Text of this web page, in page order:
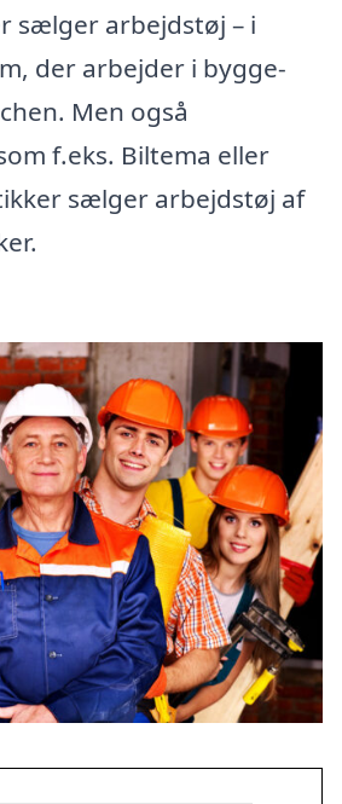
sælger arbejdstøj – i
der arbejder i bygge-
Men også
f.eks. Biltema eller
sælger arbejdstøj af